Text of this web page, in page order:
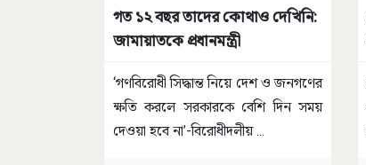
গত ১২ বছর তাদের কোথাও দেখিনি:
জামায়াতকে প্রধানমন্ত্রী
‘গণবিরোধী সিদ্ধান্ত নিয়ে দেশ ও জনগণের
ক্ষতি করলে সরকারকে বেশি দিন সময়
দেওয়া হবে না’-বিরোধীদলীয় ...